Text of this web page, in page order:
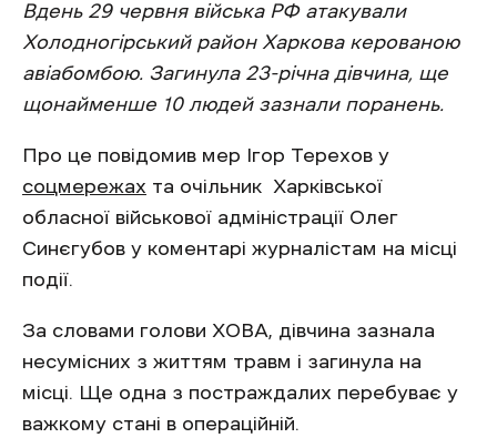
Вдень 29 червня війська РФ атакували
Холодногірський район Харкова керованою
авіабомбою. Загинула 23-річна дівчина, ще
щонайменше 10 людей зазнали поранень.
Про це повідомив мер Ігор Терехов у
соцмережах та очільник Харківської
обласної військової адміністрації Олег
Синєгубов у коментарі журналістам на місці
події.
За словами голови ХОВА, дівчина зазнала
несумісних з життям травм і загинула на
місці. Ще одна з постраждалих перебуває у
важкому стані в операційній.